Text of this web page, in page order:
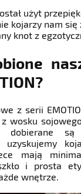
użyt
kojarzy nam się
knot z
z serii
wosku
dobierane są
uzyskujemy
mają
i prosta
wnętrze.